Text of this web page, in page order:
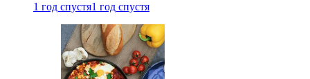
1 год спустя1 год спустя